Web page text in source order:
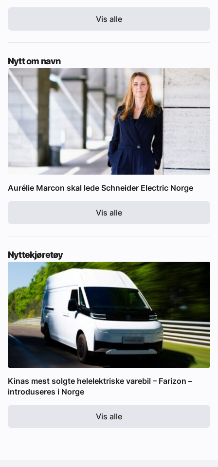
Vis alle
Nytt om navn
Aurélie Marcon skal lede Schneider Electric Norge
Vis alle
Nyttekjøretøy
Kinas mest solgte helelektriske varebil – Farizon –
introduseres i Norge
Vis alle